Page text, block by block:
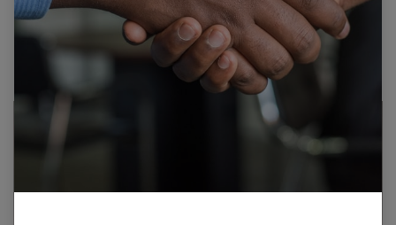
ALIMENTATIONPSC10270F M PSC10270F M